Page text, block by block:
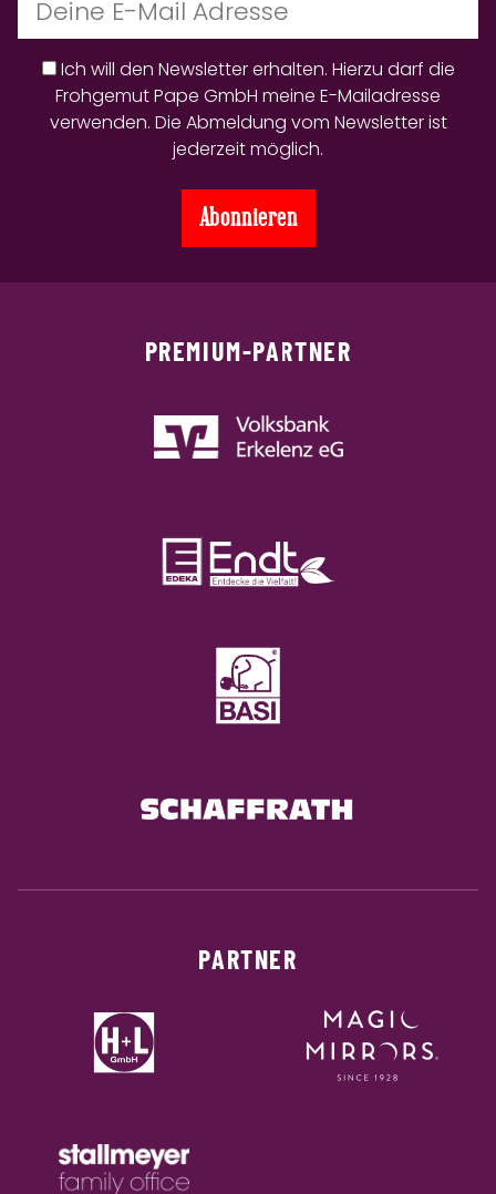
Ich will den Newsletter erhalten. Hierzu darf die
Frohgemut Pape GmbH meine E-Mailadresse
verwenden. Die Abmeldung vom Newsletter ist
jederzeit möglich.
PREMIUM-PARTNER
PARTNER